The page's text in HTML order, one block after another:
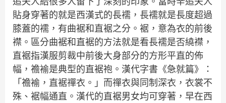
貼身穿著的就是西漢式的長襦，長襦就是長度超過
膝蓋的襦，有曲裾和直裾之分。裾，意為衣的前後
襟。區分曲裾和直裾的方法就是看長襦是否繞襟，
直裾指漢服剪裁中前後大身部分的方形平直的佈
幅，襜褕是典型的直裾袍。漢代字書《急就篇》：
「襜褕，直裾禪衣。」而禪衣與同制深衣，衣裳不
殊、裾幅通直。漢代的直裾男女均可穿著，早在西